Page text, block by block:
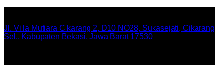
Jl. Villa Mutiara Cikarang 2, D10 NO28, Sukasejati, Cikarang
Sel., Kabupaten Bekasi, Jawa Barat 17530